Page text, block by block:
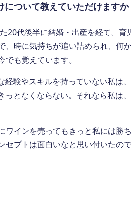
ついて教えていただけますか
代後半に結婚・出産を経て、
時に気持ちが追い詰められ、何
も覚えています。
験やスキルを持っていない私は
となくならない。それなら私は
インを売ってもきっと私には勝
プトは面白いなと思い付いたの